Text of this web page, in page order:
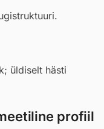
üldiselt hästi
profiil